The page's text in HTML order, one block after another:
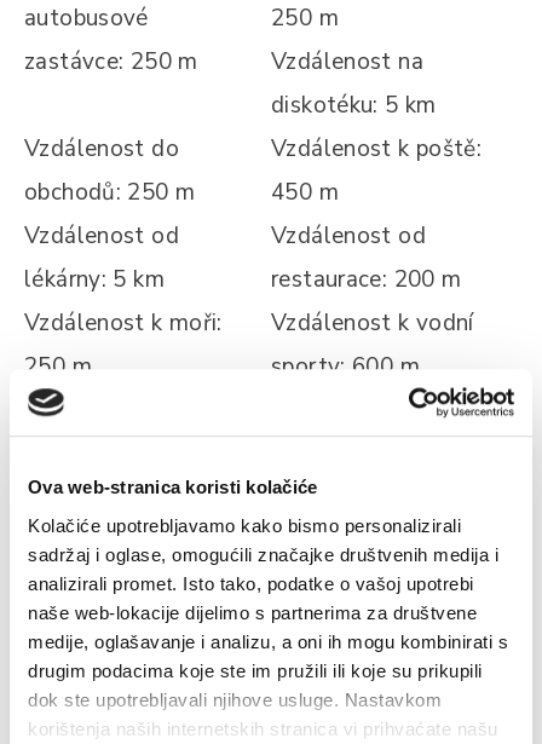
Ova web-stranica koristi kolačiće
Kolačiće upotrebljavamo kako bismo personalizirali
sadržaj i oglase, omogućili značajke društvenih medija i
analizirali promet. Isto tako, podatke o vašoj upotrebi
naše web-lokacije dijelimo s partnerima za društvene
medije, oglašavanje i analizu, a oni ih mogu kombinirati s
drugim podacima koje ste im pružili ili koje su prikupili
dok ste upotrebljavali njihove usluge. Nastavkom
korištenja naših internetskih stranica vi prihvaćate našu
autobusové
zastávce: 250 m
250 m
Vzdálenost na
diskotéku: 5 km
Vzdálenost do
obchodů: 250 m
Vzdálenost k poště:
450 m
Vzdálenost od
lékárny: 5 km
Vzdálenost od
restaurace: 200 m
Vzdálenost k moři:
250 m
Vzdálenost k vodní
sporty: 600 m
ÚDAJE NA PLÁŽI
Betonová pláž
Lehátka na pláži
Pláž vhodná pro
nudismus
Volný čas na pláži
Skalnatá pláž
Pebble Beach
Sprcha na pláži
Přírodní stín